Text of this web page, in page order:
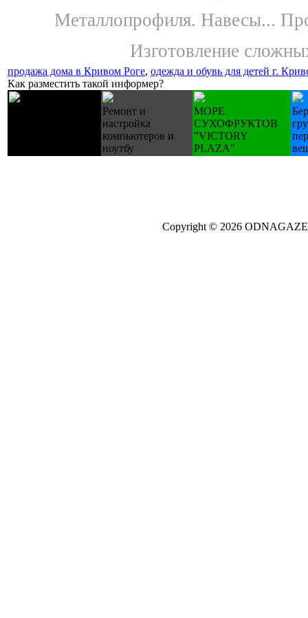
Металлопрофиля. Навесы...
Изготовление
продажа дома в Кривом Роге, одежда и обувь для детей г.
Как разместить такой информер?
Ремонт и
настройка
компьютеров и
ноутбу
МОРЕ
СУХОФРУКТОВ
"VICTORY
PLAZA"
Copyright © 2026